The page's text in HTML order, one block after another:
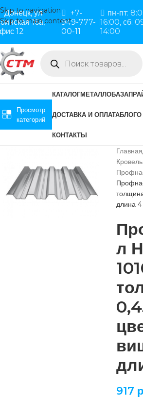
Skip to navigation
Skip to main content
Донецк, ул.
16а,
12
+7-
949-777-
00-11
пн-пт:
16:00, сб:
14:00
Просмотр
категорий
КАТАЛОГМЕТАЛЛОБАЗА
ДОСТАВКА И ОПЛАТАБЛОГО
КОНТАКТЫ
Главная
длина
л
917